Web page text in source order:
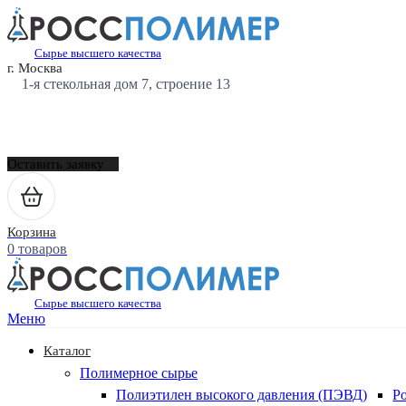
Сырье высшего качества
г. Москва
1-я стекольная дом 7, строение 13
Оставить заявку
Корзина
0 товаров
Сырье высшего качества
Меню
Каталог
Полимерное сырье
Полиэтилен высокого давления (ПЭВД)